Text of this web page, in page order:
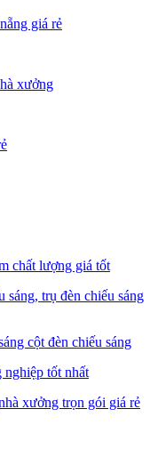
giá rẻ
xưởng
chất lượng giá tốt
cột đèn chiếu sáng
xưởng trọn gói giá rẻ